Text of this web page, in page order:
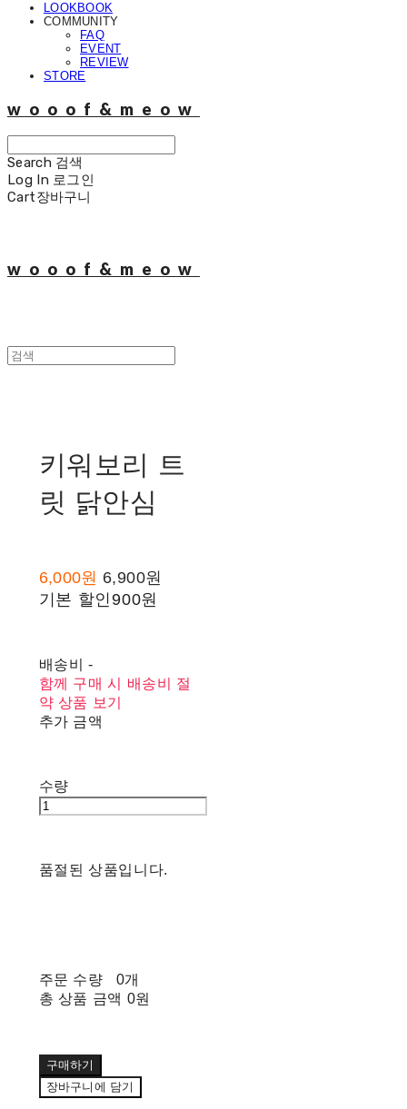
LOOKBOOK
COMMUNITY
FAQ
EVENT
REVIEW
STORE
wooof&meow
Search 검색
Log In 로그인
Cart장바구니
wooof&meow
키워보리 트
릿 닭안심
6,000원 6,900원
기본 할인900원
배송비-
함께 구매 시 배송비 절
약 상품 보기
추가 금액
수량
품절된 상품입니다.
주문 수량
0개
총 상품 금액 0원
구매하기
장바구니에 담기